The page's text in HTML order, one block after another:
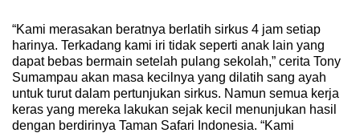
“Kami merasakan beratnya berlatih sirkus 4 jam setiap
harinya. Terkadang kami iri tidak seperti anak lain yang
dapat bebas bermain setelah pulang sekolah,” cerita Tony
Sumampau akan masa kecilnya yang dilatih sang ayah
untuk turut dalam pertunjukan sirkus. Namun semua kerja
keras yang mereka lakukan sejak kecil menunjukan hasil
dengan berdirinya Taman Safari Indonesia. “Kami